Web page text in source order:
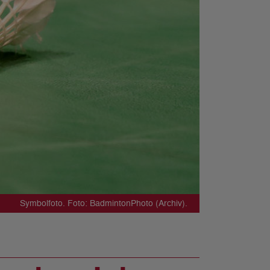
Symbolfoto. Foto: BadmintonPhoto (Archiv).